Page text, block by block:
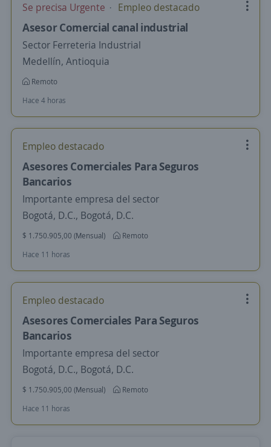
Se precisa Urgente Empleo destacado
Asesor Comercial canal industrial
Sector Ferreteria Industrial
Medellín, Antioquia
Remoto
Hace 4 horas
Empleo destacado
Asesores Comerciales Para Seguros
Bancarios
Importante empresa del sector
Bogotá, D.C., Bogotá, D.C.
$ 1.750.905,00 (Mensual)
Remoto
Hace 11 horas
Empleo destacado
Asesores Comerciales Para Seguros
Bancarios
Importante empresa del sector
Bogotá, D.C., Bogotá, D.C.
$ 1.750.905,00 (Mensual)
Remoto
Hace 11 horas